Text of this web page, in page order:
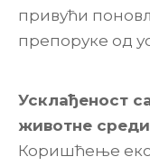
привући
препоруке од
Усклађеност
животне
Коришћење